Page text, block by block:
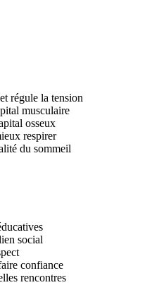
régule la tension
musculaire
osseux
respirer
du sommeil
social
confiance
rencontres